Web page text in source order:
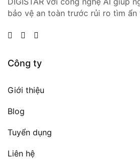
bảo vệ an toàn trước rủi ro tìm ẩn
Công ty
Giới thiệu
Blog
Tuyển dụng
Liên hệ